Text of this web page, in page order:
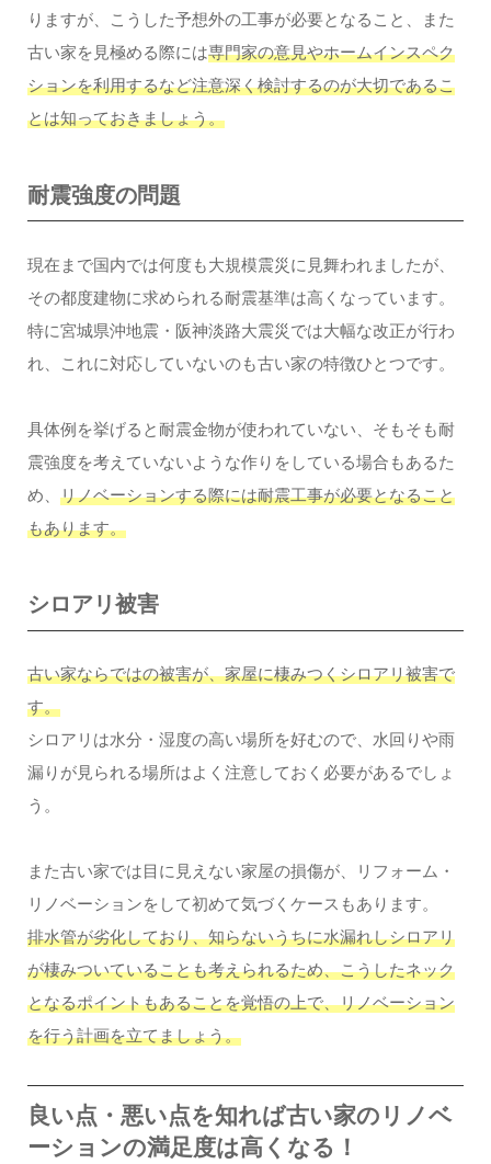
りますが、こうした予想外の工事が必要となること、また
古い家を見極める際には専門家の意見やホームインスペク
ションを利用するなど注意深く検討するのが大切であるこ
とは知っておきましょう。
耐震強度の問題
現在まで国内では何度も大規模震災に見舞われましたが、
その都度建物に求められる耐震基準は高くなっています。
特に宮城県沖地震・阪神淡路大震災では大幅な改正が行わ
れ、これに対応していないのも古い家の特徴ひとつです。
具体例を挙げると耐震金物が使われていない、そもそも耐
震強度を考えていないような作りをしている場合もあるた
め、 リノベーションする際には耐震工事が必要となること
もあります。
シロアリ被害
古い家ならではの被害が、家屋に棲みつくシロアリ被害で
す。
シロアリは水分・湿度の高い場所を好むので、水回りや雨
漏りが見られる場所はよく注意しておく必要があるでしょ
う。
また古い家では目に見えない家屋の損傷が、リフォーム・
リノベーションをして初めて気づくケースもあります。
排水管が劣化しており、知らないうちに水漏れしシロアリ
が棲みついていることも考えられるため、こうしたネック
となるポイントもあることを覚悟の上で、リノベーション
を行う計画を立てましょう。
良い点・悪い点を知れば古い家のリノベ
ーションの満足度は高くなる！